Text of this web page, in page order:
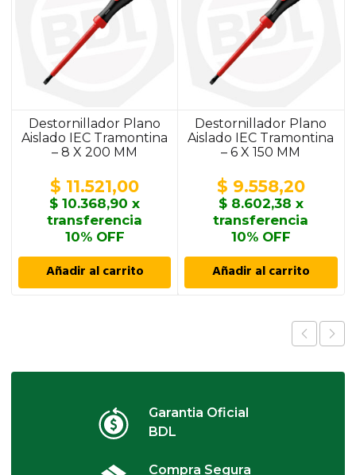
Destornillador Plano
Aislado IEC Tramontina
– 8 X 200 MM
$ 11.521,00
$ 10.368,90 x
transferencia
10% OFF
Añadir al carrito
Destornillador Plano
Aislado IEC Tramontina
– 6 X 150 MM
$ 9.558,20
$8.602,38 x
transferencia
10% OFF
Añadir al carrito
Garantia Oficial
BDL
Compra Segura